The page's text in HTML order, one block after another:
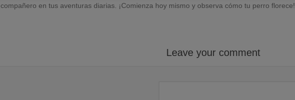
compañero en tus aventuras diarias. ¡Comienza hoy mismo y observa cómo tu perro florece!
Leave your comment